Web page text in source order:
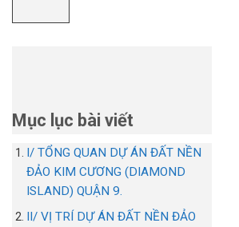
Mục lục bài viết
I/ TỔNG QUAN DỰ ÁN ĐẤT NỀN
ĐẢO KIM CƯƠNG (DIAMOND
ISLAND) QUẬN 9.
II/ VỊ TRÍ DỰ ÁN ĐẤT NỀN ĐẢO